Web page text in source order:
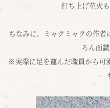
打ち上げ花火
ちなみに、ミャクミャクの作者
ろん面
※実際に足を運んだ職員から可